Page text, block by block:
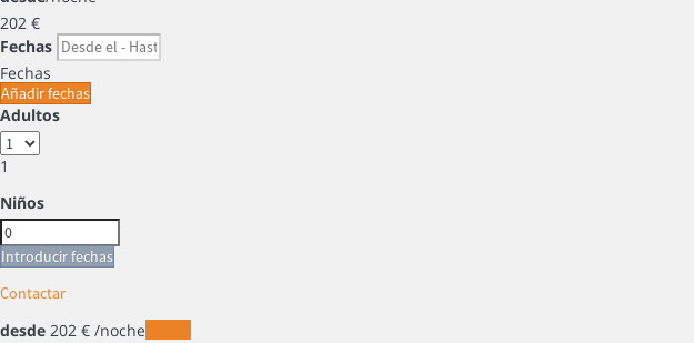
202 €
Fechas
Fechas
Añadir fechas
Adultos
1
Niños
Introducir fechas
Contactar
desde 202 € /noche